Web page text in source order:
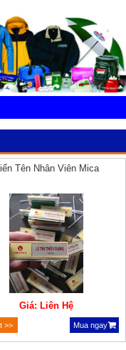
Tên Nhân Viên Mica
Giá: Liên Hệ
>> Mua ngay